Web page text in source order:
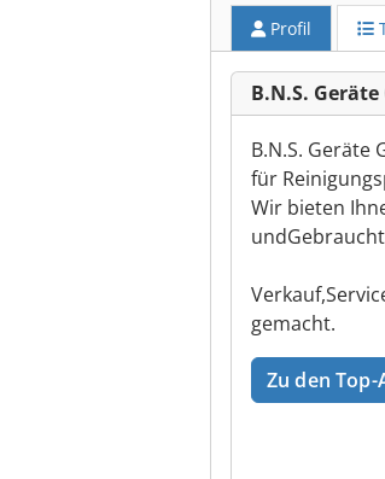
Profil
B.N.S.
B.N.S.
für
Wir bieten
gemacht.
Zu den